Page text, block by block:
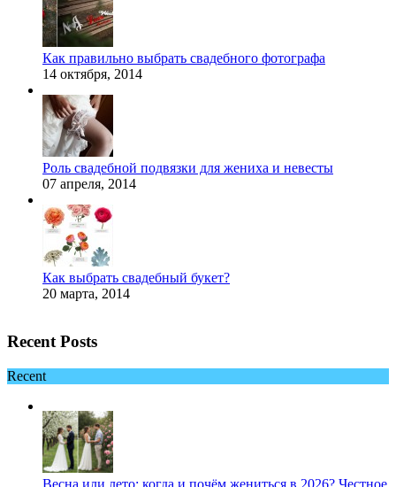
Как правильно выбрать свадебного фотографа
14 октября, 2014
Роль свадебной подвязки для жениха и невесты
07 апреля, 2014
Как выбрать свадебный букет?
20 марта, 2014
Recent Posts
Recent